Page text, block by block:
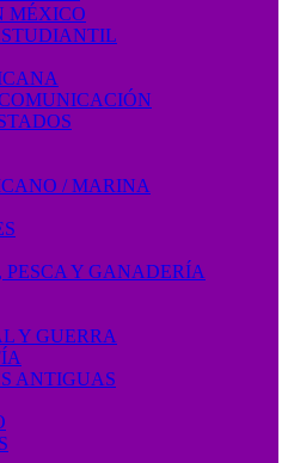
MÉXICO
/ MARINA
Y GANADERÍA
Y GUERRA
ANTIGUAS